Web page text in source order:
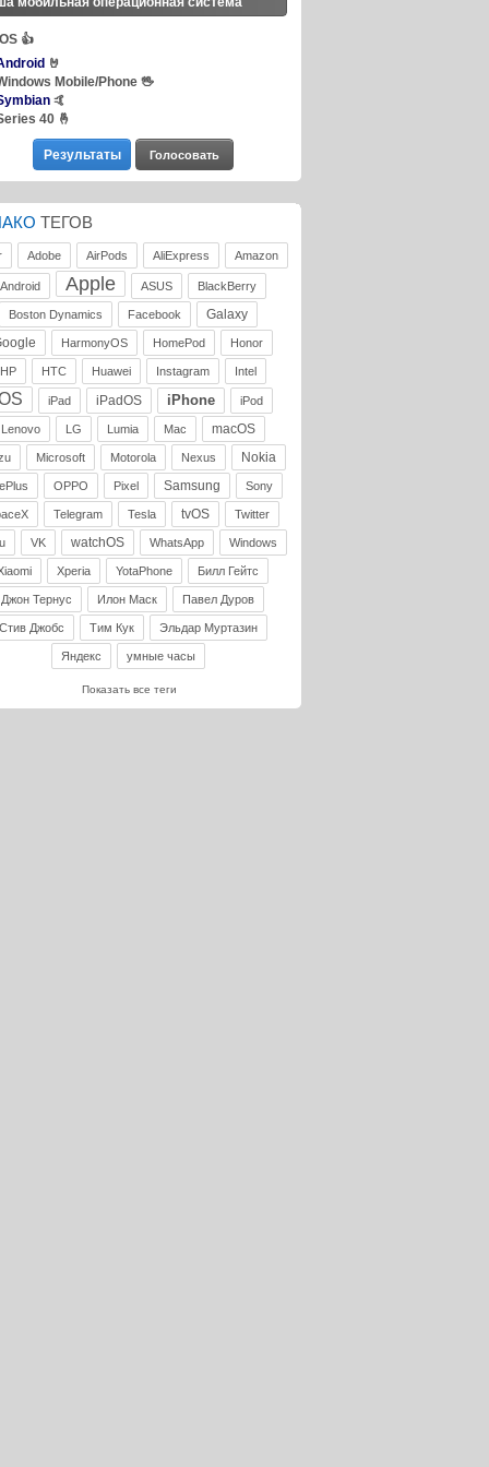
👍
🤘
Mobile/Phone 🖖
🤙
40 🤞
ТЕГОВ
Adobe AirPods AliExpress Amazon
Android Apple ASUS BlackBerry
Boston Dynamics Facebook
Galaxy
HarmonyOS HomePod Honor
HP HTC Huawei Instagram Intel
iPad iPadOS iPhone iPod
Lenovo LG Lumia Mac macOS
Microsoft Motorola Nexus Nokia
OPPO Pixel Samsung Sony
Telegram Tesla tvOS Twitter
VK watchOS WhatsApp Windows
Xperia YotaPhone Билл Гейтс
Джон Тернус Илон Маск Павел Дуров
Джобс Тим Кук Эльдар Муртазин
Яндекс умные часы
Показать все теги